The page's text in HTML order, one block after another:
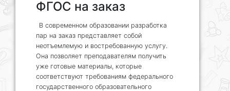
ФГОС на заказ
В современном образовании разработка
пар на заказ представляет собой
неотъемлемую и востребованную услугу.
Она позволяет преподавателям получить
уже готовые материалы, которые
соответствуют требованиям федерального
государственного образовательного